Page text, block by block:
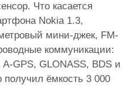
Что касается
Nokia 1.3,
мини-джек, FM-
коммуникации:
GPS, GLONASS, BDS и
получил ёмкость 3 000